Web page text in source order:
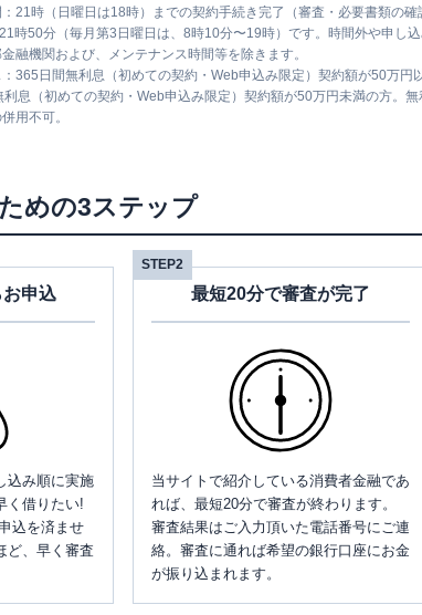
21時（日曜日は18時）までの契約手続き完了（審査・必要書類の
時50分（毎月第3日曜日は、8時10分〜19時）です。時間外や申し
融機関および、メンテナンス時間等を除きます。
365日間無利息（初めての契約・Web申込み限定）契約額が50万
息（初めての契約・Web申込み限定）契約額が50万円未満の方。
用不可。
めの3ステップ
申込
込み順に実施
く借りたい!
込を済ませ
ど、早く審査
STEP2
最短20分で審査が完了
当サイトで紹介している消費者金融であ
れば、最短20分で審査が終わります。
審査結果はご入力頂いた電話番号にご連
絡。審査に通れば希望の銀行口座にお金
が振り込まれます。